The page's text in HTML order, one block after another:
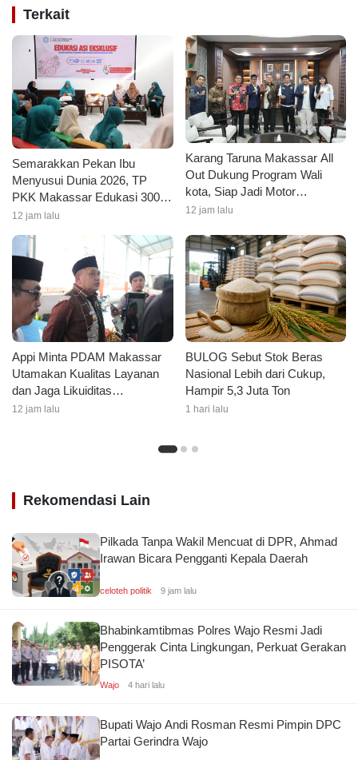
Terkait
Semarakkan Pekan Ibu
Menyusui Dunia 2026, TP
PKK Makassar Edukasi 300
Ibu Hamil dan Kader PKK
12 jam lalu
Karang Taruna Makassar All
Out Dukung Program Wali
kota, Siap Jadi Motor
Penggerak Pilah Sampah
12 jam lalu
Appi Minta PDAM Makassar
Utamakan Kualitas Layanan
dan Jaga Likuiditas
Perusahaan
12 jam lalu
BULOG Sebut Stok Beras
Nasional Lebih dari Cukup,
Hampir 5,3 Juta Ton
1 hari lalu
Rekomendasi Lain
Pilkada Tanpa Wakil Mencuat di DPR, Ahmad
Irawan Bicara Pengganti Kepala Daerah
celoteh politik 9 jam lalu
Bhabinkamtibmas Polres Wajo Resmi Jadi
Penggerak Cinta Lingkungan, Perkuat Gerakan
PISOTA’
Wajo 4 hari lalu
Bupati Wajo Andi Rosman Resmi Pimpin DPC
Partai Gerindra Wajo